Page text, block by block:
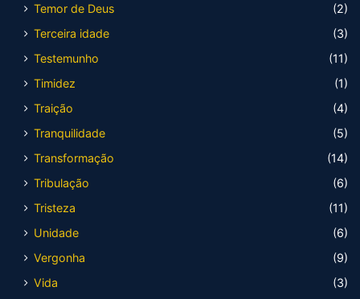
Temor de Deus
(2)
Terceira idade
(3)
Testemunho
(11)
Timidez
(1)
Traição
(4)
Tranquilidade
(5)
Transformação
(14)
Tribulação
(6)
Tristeza
(11)
Unidade
(6)
Vergonha
(9)
Vida
(3)